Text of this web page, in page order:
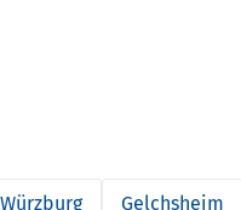
Gelchsheim